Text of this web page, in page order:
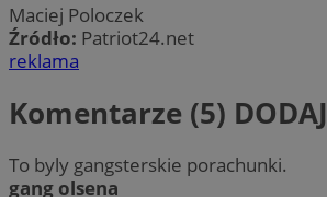
Maciej Poloczek
Źródło: Patriot24.net
reklama
Komentarze (5) DODAJ
To byly gangsterskie porachunki.
gang olsena